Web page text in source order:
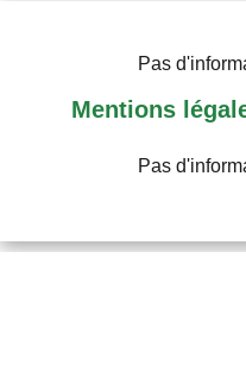
Pas
Mentions
Pas